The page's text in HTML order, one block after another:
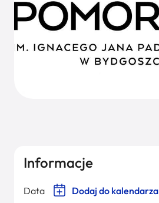
Informacje
Data Dodaj do kalendarza